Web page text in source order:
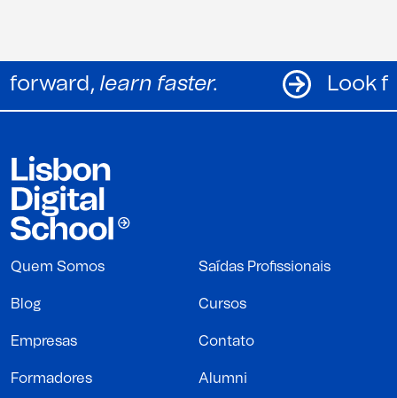
Look forward,learn faster.
Quem Somos Saídas Profissionais
Blog Cursos
Empresas Contato
Formadores Alumni